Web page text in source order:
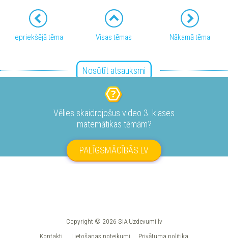
Iepriekšējā tēma Visas tēmas Nākamā tēma
Nosūtīt atsauksmi
Vēlies skaidrojošus video 3. klases
matemātikas tēmām?
PALĪGSMĀCĪBĀS.LV
Copyright © 2026 SIA Uzdevumi.lv
Kontakti
Lietošanas noteikumi Privātuma politika